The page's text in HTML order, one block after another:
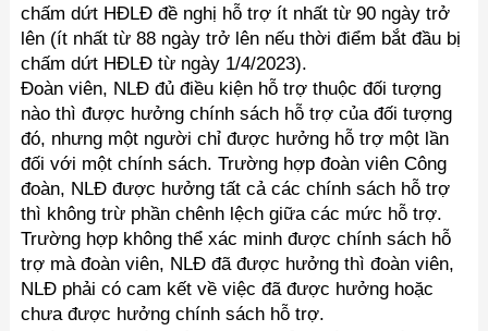
chấm dứt HĐLĐ đề nghị hỗ trợ ít nhất từ 90 ngày trở
lên (ít nhất từ 88 ngày trở lên nếu thời điểm bắt đầu bị
chấm dứt HĐLĐ từ ngày 1/4/2023).
Đoàn viên, NLĐ đủ điều kiện hỗ trợ thuộc đối tượng
nào thì được hưởng chính sách hỗ trợ của đối tượng
đó, nhưng một người chỉ được hưởng hỗ trợ một lần
đối với một chính sách. Trường hợp đoàn viên Công
đoàn, NLĐ được hưởng tất cả các chính sách hỗ trợ
thì không trừ phần chênh lệch giữa các mức hỗ trợ.
Trường hợp không thể xác minh được chính sách hỗ
trợ mà đoàn viên, NLĐ đã được hưởng thì đoàn viên,
NLĐ phải có cam kết về việc đã được hưởng hoặc
chưa được hưởng chính sách hỗ trợ.